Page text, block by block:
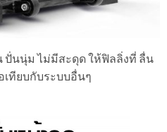
ปั่นนุ่ม ไม่มีสะดุด ให้ฟิลลิ่งที่ ลื่น
เทียบกับระบบอื่นๆ